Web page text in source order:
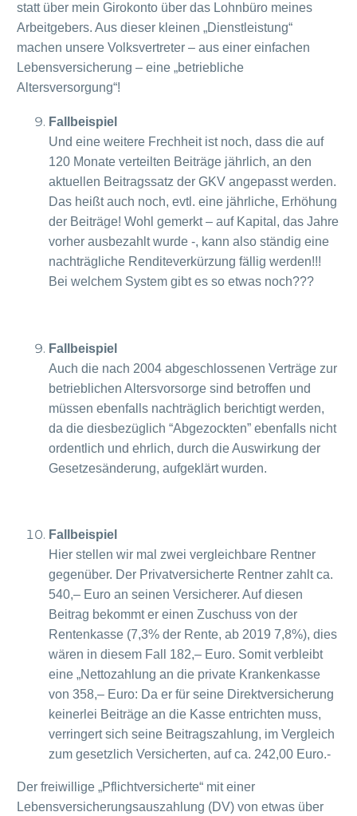
statt über mein Girokonto über das Lohnbüro meines
Arbeitgebers. Aus dieser kleinen „Dienstleistung“
machen unsere Volksvertreter – aus einer einfachen
Lebensversicherung – eine „betriebliche
Altersversorgung“!
Fallbeispiel
Und eine weitere Frechheit ist noch, dass die auf
120 Monate verteilten Beiträge jährlich, an den
aktuellen Beitragssatz der GKV angepasst werden.
Das heißt auch noch, evtl. eine jährliche, Erhöhung
der Beiträge! Wohl gemerkt – auf Kapital, das Jahre
vorher ausbezahlt wurde -, kann also ständig eine
nachträgliche Renditeverkürzung fällig werden!!!
Bei welchem System gibt es so etwas noch???
Fallbeispiel
Auch die nach 2004 abgeschlossenen Verträge zur
betrieblichen Altersvorsorge sind betroffen und
müssen ebenfalls nachträglich berichtigt werden,
da die diesbezüglich “Abgezockten” ebenfalls nicht
ordentlich und ehrlich, durch die Auswirkung der
Gesetzesänderung, aufgeklärt wurden.
Fallbeispiel
Hier stellen wir mal zwei vergleichbare Rentner
gegenüber. Der Privatversicherte Rentner zahlt ca.
540,– Euro an seinen Versicherer. Auf diesen
Beitrag bekommt er einen Zuschuss von der
Rentenkasse (7,3% der Rente, ab 2019 7,8%), dies
wären in diesem Fall 182,– Euro. Somit verbleibt
eine „Nettozahlung an die private Krankenkasse
von 358,– Euro: Da er für seine Direktversicherung
keinerlei Beiträge an die Kasse entrichten muss,
verringert sich seine Beitragszahlung, im Vergleich
zum gesetzlich Versicherten, auf ca. 242,00 Euro.-
Der freiwillige „Pflichtversicherte“ mit einer
Lebensversicherungsauszahlung (DV) von etwas über